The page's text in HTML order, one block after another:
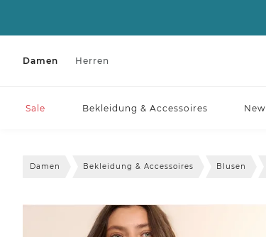
Damen Herren
Sale Bekleidung & Accessoires New
Damen Bekleidung & Accessoires Blusen